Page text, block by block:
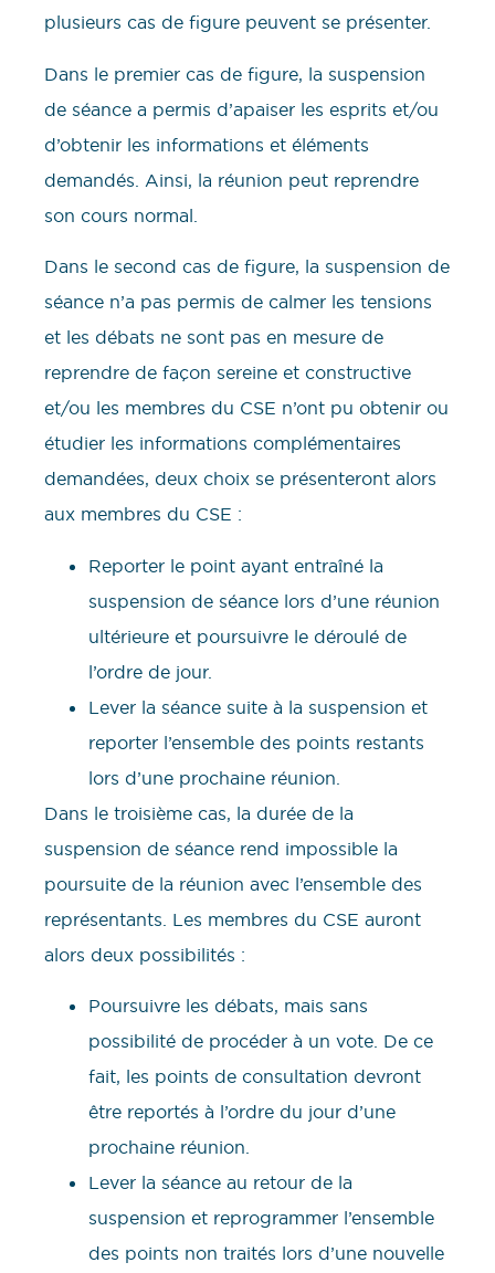
plusieurs cas de figure peuvent se présenter.
Dans le premier cas de figure, la suspension
de séance a permis d’apaiser les esprits et/ou
d’obtenir les informations et éléments
demandés. Ainsi, la réunion peut reprendre
son cours normal.
Dans le second cas de figure, la suspension de
séance n’a pas permis de calmer les tensions
et les débats ne sont pas en mesure de
reprendre de façon sereine et constructive
et/ou les membres du CSE n’ont pu obtenir ou
étudier les informations complémentaires
demandées, deux choix se présenteront alors
aux membres du CSE :
Reporter le point ayant entraîné la
suspension de séance lors d’une réunion
ultérieure et poursuivre le déroulé de
l’ordre de jour.
Lever la séance suite à la suspension et
reporter l’ensemble des points restants
lors d’une prochaine réunion.
Dans le troisième cas, la durée de la
suspension de séance rend impossible la
poursuite de la réunion avec l’ensemble des
représentants. Les membres du CSE auront
alors deux possibilités :
Poursuivre les débats, mais sans
possibilité de procéder à un vote. De ce
fait, les points de consultation devront
être reportés à l’ordre du jour d’une
prochaine réunion.
Lever la séance au retour de la
suspension et reprogrammer l’ensemble
des points non traités lors d’une nouvelle